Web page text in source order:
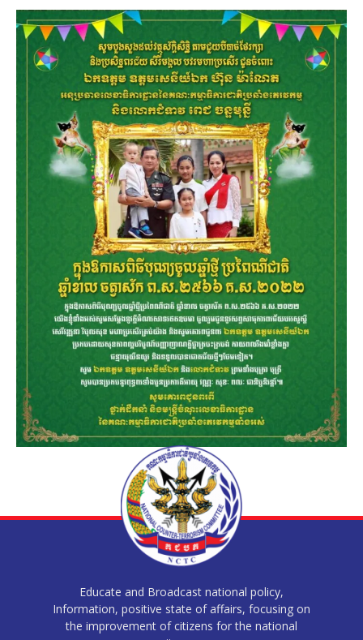
Educate and Broadcast national policy,
Information, positive state of affairs, focusing on
the improvement of citizens for the national